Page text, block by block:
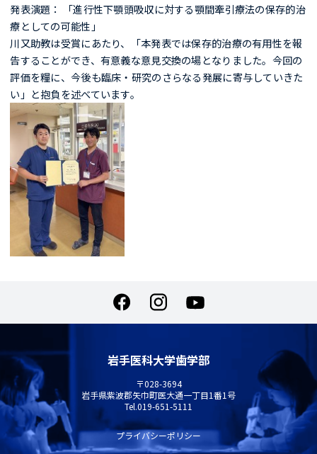
発表演題： 「進行性下顎頭吸収に対する顎間牽引療法の保存的治
療としての可能性」
川又助教は受賞にあたり、「本発表では保存的治療の有用性を報
告することができ、有意義な意見交換の場となりました。今回の
評価を糧に、今後も臨床・研究のさらなる発展に寄与していきた
い」と抱負を述べています。
岩手医科大学歯学部
〒028-3694
岩手県紫波郡矢巾町医大通一丁目1番1号
Tel.019-651-5111
プライバシーポリシー